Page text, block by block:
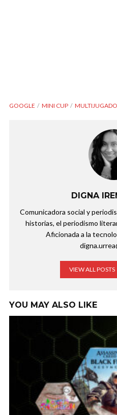
GOOGLE MINI CUP
DIGNA
Comunicadora social y
historias, el periodismo
Aficionada a la
VIEW ALL POSTS
YOU MAY ALSO LIKE